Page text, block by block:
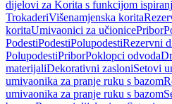
dijelovi za Korita s funkcijom
TrokaderiVišenamjenska korita
koritaUmivaonici za učionicePribor
PodestiPodestiPolupodestiRezervni
PolupodestiPriborPoklopci odvoda
materijaliDekorativni zasloniSetovi
umivaonika za pranje ruku s bazom
umivaonika za pranje ruku s bazom